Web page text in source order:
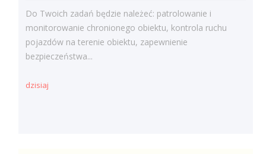
Do Twoich zadań będzie należeć: patrolowanie i
monitorowanie chronionego obiektu, kontrola ruchu
pojazdów na terenie obiektu, zapewnienie
bezpieczeństwa...
dzisiaj